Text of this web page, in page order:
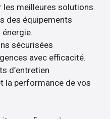
meilleures solutions.
des équipements
sécurisées
avec efficacité.
d’entretien
la performance de vos